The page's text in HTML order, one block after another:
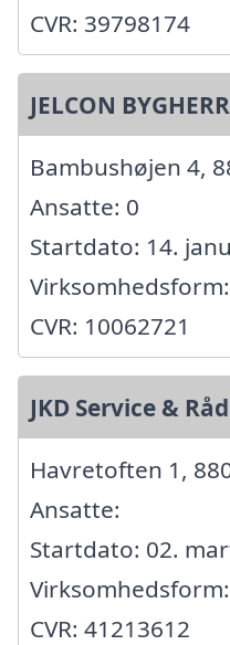
CVR: 39798174
JELCON
Bambushøjen 4,
Ansatte: 0
Startdato: 14.
CVR: 10062721
JKD Service &
Havretoften 1,
Ansatte:
Startdato: 02.
CVR: 41213612